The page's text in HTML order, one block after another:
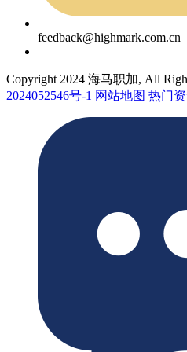
feedback@highmark.com.cn
Copyright 2024 海马职加, All
2024052546号-1 网站地图 热门